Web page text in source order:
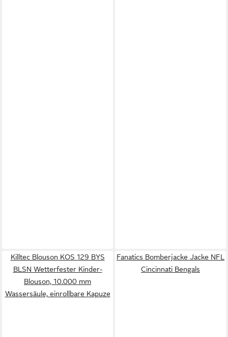
Killtec Blouson KOS 129 BYS
BLSN Wetterfester Kinder-
Blouson, 10.000 mm
Wassersäule, einrollbare Kapuze
Fanatics Bomberjacke Jacke NFL
Cincinnati Bengals